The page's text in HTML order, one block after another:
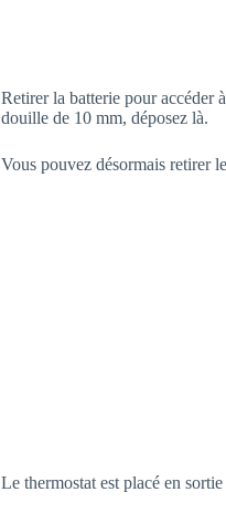
Retirer la batterie pour accéder
douille de 10 mm, déposez là.
Vous pouvez désormais retirer
Le thermostat est placé en